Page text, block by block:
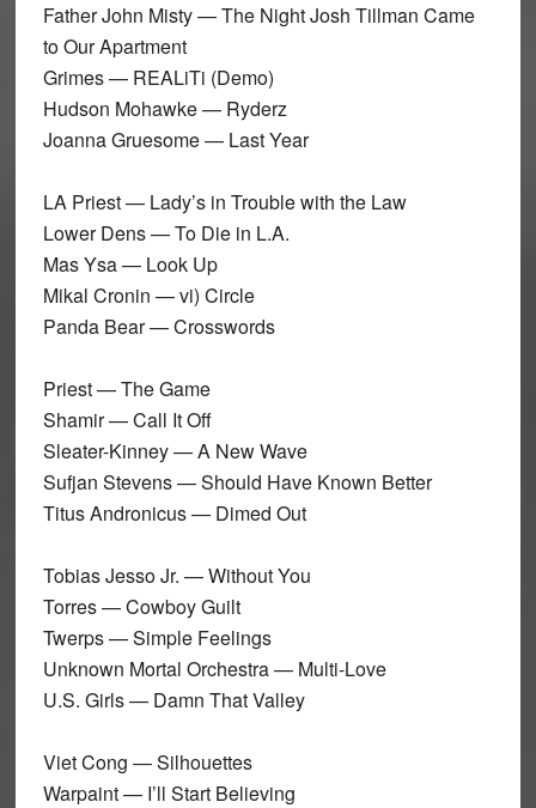
Father John Misty — The Night Josh Tillman Came
to Our Apartment
Grimes — REALiTi (Demo)
Hudson Mohawke — Ryderz
Joanna Gruesome — Last Year
LA Priest — Lady’s in Trouble with the Law
Lower Dens — To Die in L.A.
Mas Ysa — Look Up
Mikal Cronin — vi) Circle
Panda Bear — Crosswords
Priest — The Game
Shamir — Call It Off
Sleater-Kinney — A New Wave
Sufjan Stevens — Should Have Known Better
Titus Andronicus — Dimed Out
Tobias Jesso Jr. — Without You
Torres — Cowboy Guilt
Twerps — Simple Feelings
Unknown Mortal Orchestra — Multi-Love
U.S. Girls — Damn That Valley
Viet Cong — Silhouettes
Warpaint — I’ll Start Believing